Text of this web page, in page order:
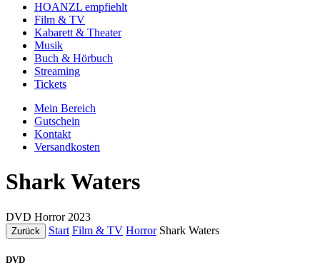
HOANZL empfiehlt
Film & TV
Kabarett & Theater
Musik
Buch & Hörbuch
Streaming
Tickets
Mein Bereich
Gutschein
Kontakt
Versandkosten
Shark Waters
DVD Horror 2023
Zurück Start Film & TV Horror Shark Waters
DVD